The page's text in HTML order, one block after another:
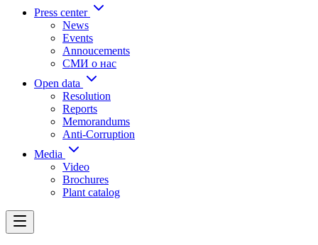
Press center
News
Events
Annoucements
СМИ о нас
Open data
Resolution
Reports
Memorandums
Anti-Corruption
Media
Video
Brochures
Plant catalog